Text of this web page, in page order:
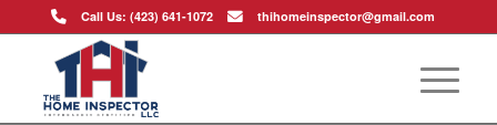
Call Us: (423) 641-1072 thihomeinspector@gmail.com